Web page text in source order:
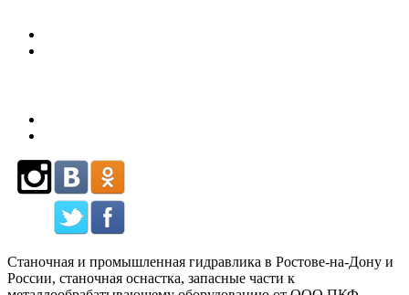
Станочная и промышленная гидравлика в Ростове-на-Дону и
России, станочная оснастка, запасные части к